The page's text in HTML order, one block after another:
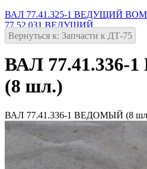
ВАЛ 77.41.325-1 ВЕДУЩИЙ
77.52.031 ВЕДУЩИЙ
Вернуться к: Запчасти к ДТ-75
ВАЛ
(8 шл.)
ВАЛ 77.41.336-1 ВЕДОМЫЙ (8